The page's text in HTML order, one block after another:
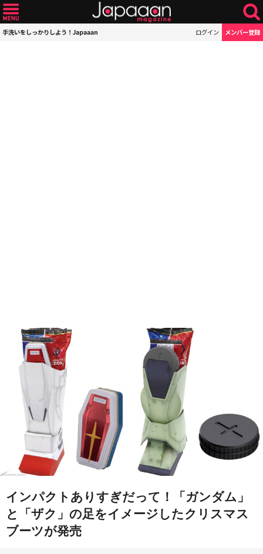
手洗いをしっかりしよう！Japaaan ログイン メンバー登録
インパクトありすぎだって！「ガンダム」
と「ザク」の足をイメージしたクリスマス
ブーツが発売